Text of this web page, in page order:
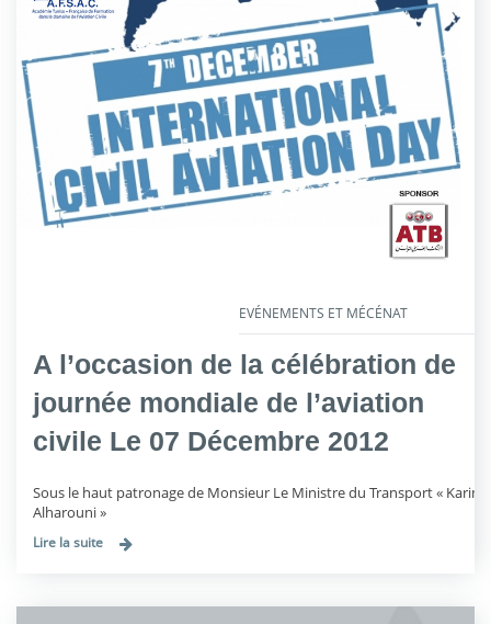
EVÉNEMENTS ET MÉCÉNAT
A l’occasion de la célébration de
journée mondiale de l’aviation
civile Le 07 Décembre 2012
Sous le haut patronage de Monsieur Le Ministre du Transport « Karim
Alharouni »
Lire la suite